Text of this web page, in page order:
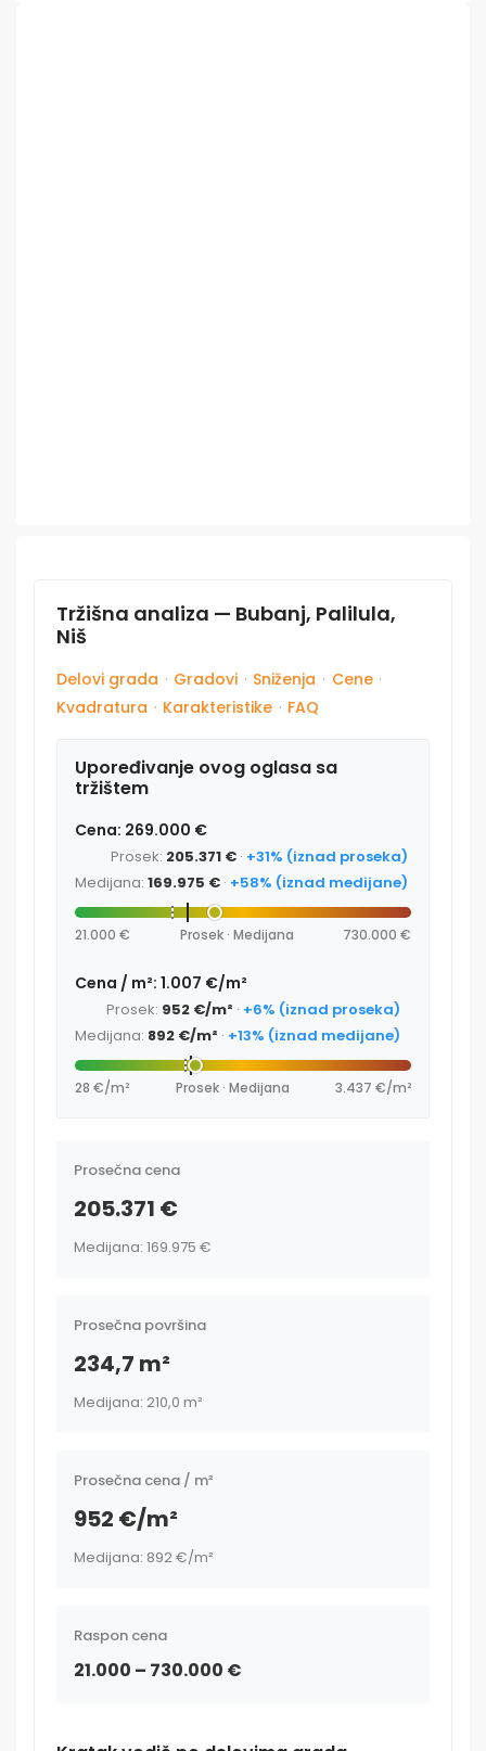
Tržišna analiza — Bubanj, Palilula,
Niš
Delovi grada · Gradovi · Sniženja · Cene ·
Kvadratura · Karakteristike · FAQ
Upoređivanje ovog oglasa sa
tržištem
Cena: 269.000 €
Prosek: 205.371 € · +31% (iznad proseka)
Medijana: 169.975 € · +58% (iznad medijane)
21.000 € Prosek · Medijana 730.000 €
Cena / m²: 1.007 €/m²
Prosek: 952 €/m² · +6% (iznad proseka)
Medijana: 892 €/m² · +13% (iznad medijane)
28 €/m² Prosek · Medijana 3.437 €/m²
Prosečna cena
205.371 €
Medijana: 169.975 €
Prosečna površina
234,7 m²
Medijana: 210,0 m²
Prosečna cena / m²
952 €/m²
Medijana: 892 €/m²
Raspon cena
21.000 – 730.000 €